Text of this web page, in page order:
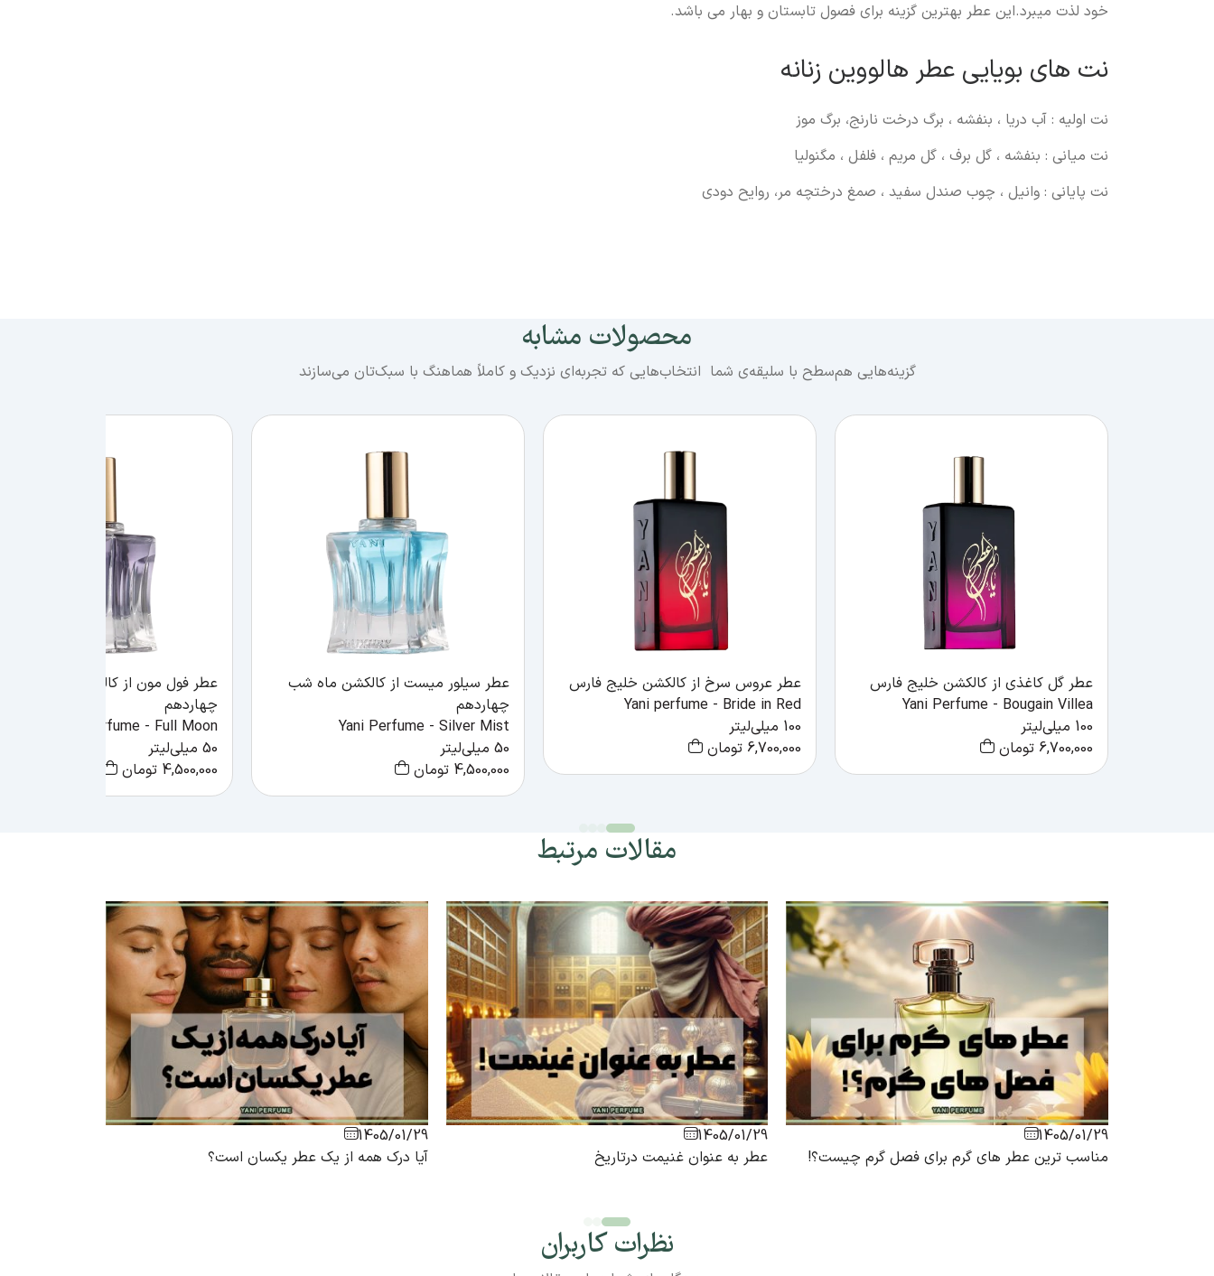
خود لذت میبرد.این عطر بهترین گزینه برای فصول تابستان و بهار می باشد.
نت های بویایی عطر هالووین زنانه
نت اولیه : آب دریا ، بنفشه ، برگ درخت نارنج، برگ موز
نت میانی : بنفشه ، گل برف ، گل مریم ، فلفل ، مگنولیا
نت پایانی : وانیل ، چوب صندل سفید ، صمغ درختچه مر، روایح دودی
محصولات مشابه
گزینه‌هایی هم‌سطح با سلیقه‌ی شما انتخاب‌هایی که تجربه‌ای نزدیک و کاملاً هماهنگ با سبک‌تان می‌سازند
عطر گل کاغذی از کالکشن خلیج فارس
Yani Perfume - Bougain Villea
100 میلی‌لیتر
6,700,000 تومان
عطر عروس سرخ از کالکشن خلیج فارس
Yani perfume - Bride in Red
100 میلی‌لیتر
6,700,000 تومان
عطر سیلور میست از کالکشن ماه شب
چهاردهم
Yani Perfume - Silver Mist
50 میلی‌لیتر
4,500,000 تومان
عطر فول مون از کالکشن ماه شب
چهاردهم
Yani Perfume - Full Moon
50 میلی‌لیتر
4,500,000 تومان
مقالات مرتبط
1405/01/29
مناسب ترین عطر های گرم برای فصل گرم چیست؟!
1405/01/29
عطر به عنوان غنیمت درتاریخ
1405/01/29
آیا درک همه از یک عطر یکسان است؟
نظرات کاربران